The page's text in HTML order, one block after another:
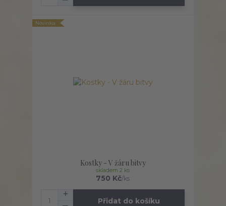
Novinka
Kostky - V žáru bitvy
750 Kč/ks
skladem 2 ks
Přidat do košíku